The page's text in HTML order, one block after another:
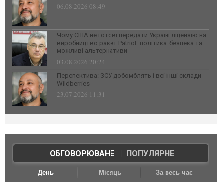
06.08.2026 08:49
Чому США не готові передати Україні ліцензію на
виробництво ракет Patriot: політика, безпека та
можливі альтернативи
03.08.2026 20:24
Перспектива: ЗСУ добомблять і всі інші склади
Wildberries
23.07.2026 11:31
ОБГОВОРЮВАНЕ| ПОПУЛЯРНЕ
День Місяць За весь час